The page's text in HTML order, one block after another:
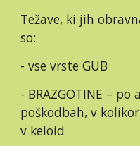
Težave, ki jih
so:
- vse vrste GUB
- BRAZGOTINE –
poškodbah, v
v keloid